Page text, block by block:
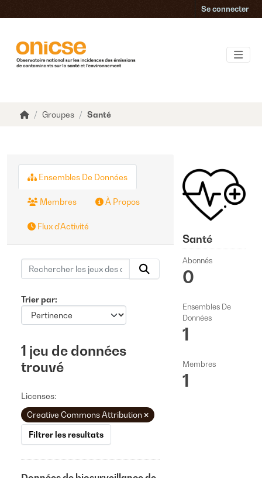
Se connecter
Groupes Santé
Santé
Abonnés
0
Ensembles De
Données
1
Membres
1
Ensembles De Données
Membres À Propos
Flux d'Activité
Trier par
1 jeu de données
trouvé
Licenses:
Creative Commons Attribution
Filtrer les resultats